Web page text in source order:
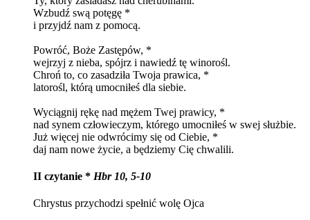
Wzbudź swą potęgę *
i przyjdź nam z pomocą.
Powróć, Boże Zastępów, *
wejrzyj z nieba, spójrz i nawiedź tę winorośl.
Chroń to, co zasadziła Twoja prawica, *
latorośl, którą umocniłeś dla siebie.
Wyciągnij rękę nad mężem Twej prawicy, *
nad synem człowieczym, którego umocniłeś w swej służbie.
Już więcej nie odwrócimy się od Ciebie, *
daj nam nowe życie, a będziemy Cię chwalili.
II czytanie * Hbr 10, 5-10
Chrystus przychodzi spełnić wolę Ojca